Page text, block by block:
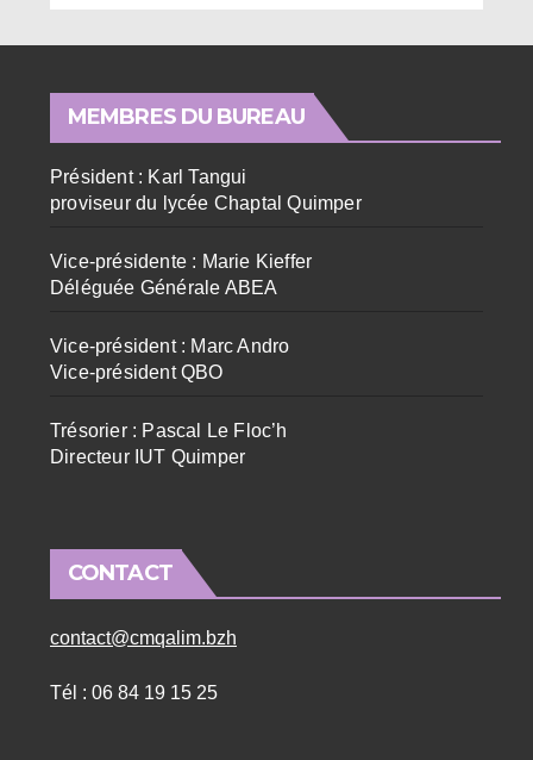
MEMBRES DU BUREAU
Président : Karl Tangui
proviseur du lycée Chaptal Quimper
Vice-présidente : Marie Kieffer
Déléguée Générale ABEA
Vice-président : Marc Andro
Vice-président QBO
Trésorier : Pascal Le Floc’h
Directeur IUT Quimper
CONTACT
contact@cmqalim.bzh
Tél : 06 84 19 15 25